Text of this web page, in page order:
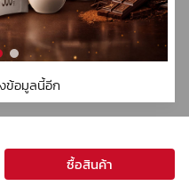
ข้อมูลนี้อีก
แฟ
าแฟ
HARIO(027) V60 Paper
Filter 01 W 100
Sheets(1แพ็คx100ใบ) สีขาว
/ VCF-01-100W
ซื้อสินค้า